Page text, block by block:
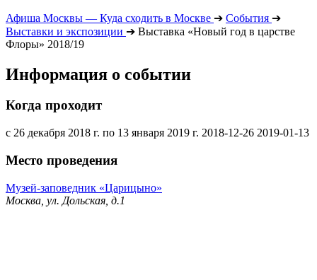
Афиша Москвы — Куда сходить в Москве ➔ События ➔
Выставки и экспозиции ➔ Выставка «Новый год в царстве
Флоры» 2018/19
Информация о событии
Когда проходит
с 26 декабря 2018 г. по 13 января 2019 г. 2018-12-26 2019-01-13
Место проведения
Музей-заповедник «Царицыно»
Москва, ул. Дольская, д.1